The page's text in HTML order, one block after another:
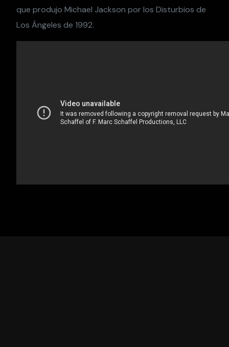
que produjo Michael Jackson por los Disturbios de
Los Ángeles de 1992.